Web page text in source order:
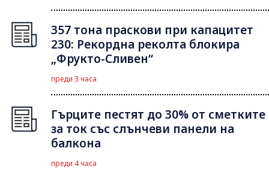
357 тона праскови при капацитет
230: Рекордна реколта блокира
„Фрукто-Сливен“
преди 3 часа
Гърците пестят до 30% от сметките
за ток със слънчеви панели на
балкона
преди 4 часа